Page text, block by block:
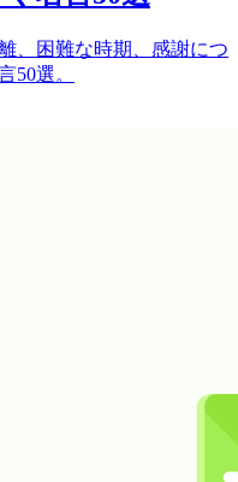
、困難な時期、感謝につ
50選。